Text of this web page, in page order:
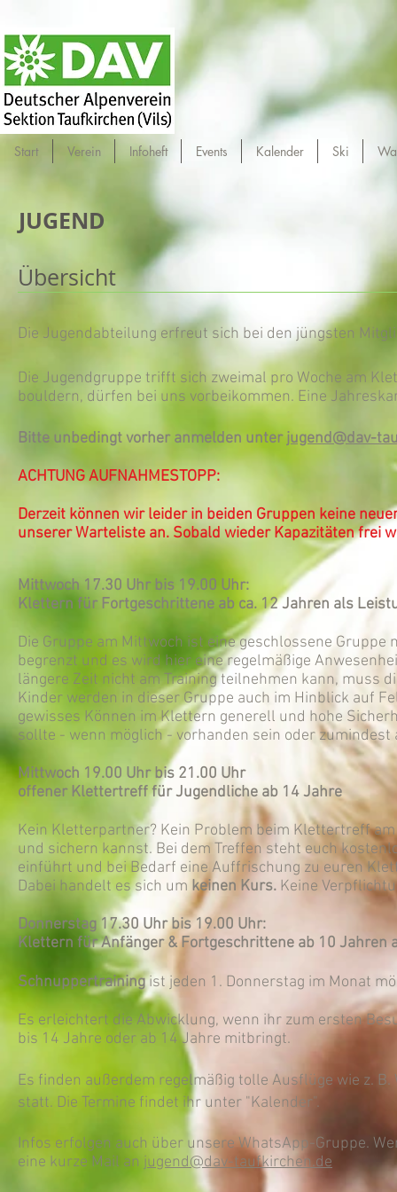
Start Verein Infoheft Events Kalender Ski
Übersicht
Die Jugendabteilung erfreut sich bei den jüngsten
Die Jugendgruppe trifft sich zweimal pro Woche am
bouldern, dürfen bei uns vorbeikommen. Eine
Bitte unbedingt vorher anmelden unterjugend@dav-
ACHTUNG AUFNAHMESTOPP:
Derzeit können wir leider in beiden Gruppen keine
unserer Warteliste an. Sobald wieder Kapazitäten frei
Mittwoch 17.30 Uhr bis 19.00 Uhr:
Klettern für Fortgeschrittene ab ca. 12 Jahren als
Die Gruppe am Mittwoch ist eine geschlossene
begrenzt und es wird hier eine regelmäßige
längere Zeit nicht am Training teilnehmen kann, muss
Kinder werden in dieser Gruppe auch im Hinblick auf
gewisses Können im Klettern generell und hohe
sollte - wenn möglich - vorhanden sein oder
Mittwoch 19.00 Uhr bis 21.00 Uhr
offener Klettertreff für Jugendliche ab 14 Jahre
Kein Kletterpartner? Kein Problem beim Klettertreff
und sichern kannst. Bei dem Treffen steht euch
einführt und bei Bedarf eine Auffrischung zu euren
Dabei handelt es sich um keinen Kurs. Keine
Donnerstag 17.30 Uhr bis 19.00 Uhr:
Klettern für Anfänger & Fortgeschrittene ab 10 Jahren
Schnuppertrainingist jeden 1. Donnerstag im Monat
Es erleichtert die Abwicklung, wenn ihr zum ersten
bis 14 Jahre oder ab 14 Jahre mitbringt.
Es finden außerdem regelmäßig tolle Ausflüge wie z.
statt. Die Termine findet ihr unter "Kalender".
Infos erfolgen auch über unsere WhatsApp-Gruppe.
eine kurze Mail an jugend@dav-taufkirchen.de
JUGEND